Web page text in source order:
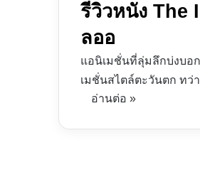
รีวิวหนัง The
ลออ
แอนิเมชั่นที่ลุ่มลึกบ่งบอก
เมชั่นสไตล์ตะวันตก ทว่
อ่านต่อ »